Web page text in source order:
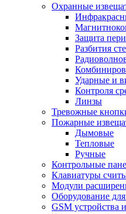
Охранные
Защита
Разбития
Ударные и
Контроля
Линзы
Тревожные
Пожарные
Дымовые
Тепловые
Ручные
Контрольные
Клавиатуры
Модули
Оборудование
GSM устройства